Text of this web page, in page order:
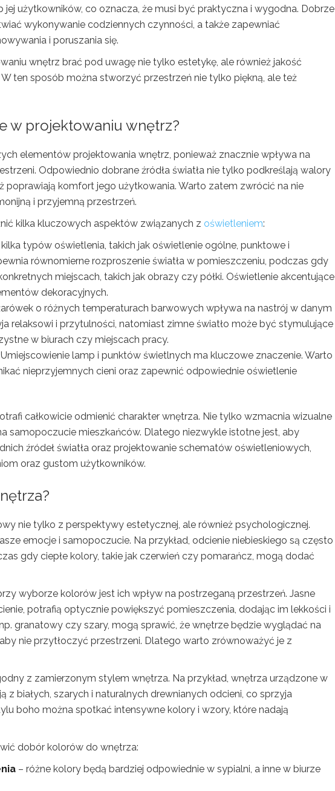
użytkowników, co oznacza, że ​​musi być praktyczna i wygodna. Dobrze
wykonywanie codziennych czynności, a także zapewniać
i poruszania się.
wnętrz brać pod uwagę nie tylko estetykę, ale również jakość
ten sposób można stworzyć przestrzeń nie tylko piękną, ale też
w projektowaniu wnętrz?
elementów projektowania wnętrz, ponieważ znacznie wpływa na
Odpowiednio dobrane źródła światła nie tylko podkreślają walory
poprawiają komfort jego użytkowania. Warto zatem zwrócić na nie
i przyjemną przestrzeń.
kilka kluczowych aspektów związanych z oświetleniem:
typów oświetlenia, takich jak oświetlenie ogólne, punktowe i
równomierne rozproszenie światła w pomieszczeniu, podczas gdy
miejscach, takich jak obrazy czy półki. Oświetlenie akcentujące
dekoracyjnych.
o różnych temperaturach barwowych wpływa na nastrój w danym
relaksowi i przytulności, natomiast zimne światło może być stymulujące
w biurach czy miejscach pracy.
lamp i punktów świetlnych ma kluczowe znaczenie. Warto
nieprzyjemnych cieni oraz zapewnić odpowiednie oświetlenie
całkowicie odmienić charakter wnętrza. Nie tylko wzmacnia wizualne
samopoczucie mieszkańców. Dlatego niezwykle istotne jest, aby
źródeł światła oraz projektowanie schematów oświetleniowych,
oraz gustom użytkowników.
nie tylko z perspektywy estetycznej, ale również psychologicznej.
emocje i samopoczucie. Na przykład, odcienie niebieskiego są często
gdy ciepłe kolory, takie jak czerwień czy pomarańcz, mogą dodać
wyborze kolorów jest ich wpływ na postrzeganą przestrzeń. Jasne
potrafią optycznie powiększyć pomieszczenia, dodając im lekkości i
granatowy czy szary, mogą sprawić, że wnętrze będzie wyglądać na
nie przytłoczyć przestrzeni. Dlatego warto zrównoważyć je z
z zamierzonym stylem wnętrza. Na przykład, wnętrza urządzone w
białych, szarych i naturalnych drewnianych odcieni, co sprzyja
boho można spotkać intensywne kolory i wzory, które nadają
dobór kolorów do wnętrza:
– różne kolory będą bardziej odpowiednie w sypialni, a inne w biurze